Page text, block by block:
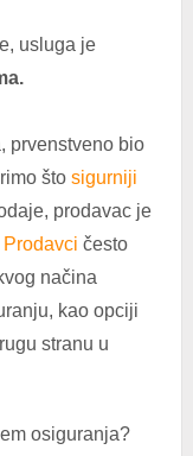
usluga je
prvenstveno bio
što sigurniji
prodavac je
Prodavci često
načina
kao opciji
stranu u
osiguranja?